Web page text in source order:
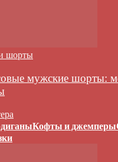
шорты
мужские шорты:
Кофты и джемперы